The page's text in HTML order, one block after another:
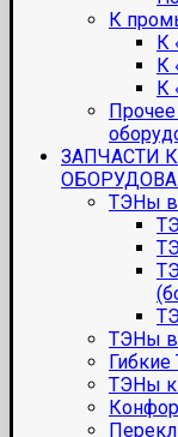
К
К
К
К
ЗАПЧАСТИ
ТЭНы
ТЭНы
ТЭНы